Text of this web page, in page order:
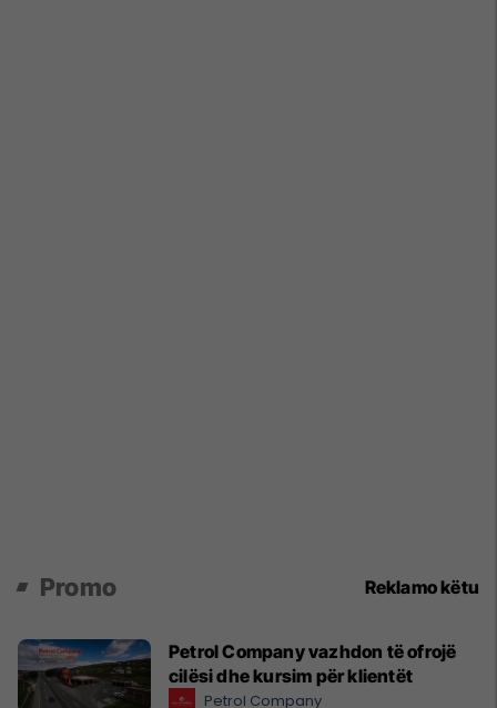
Promo Reklamo këtu
Petrol Company vazhdon të ofrojë
cilësi dhe kursim për klientët
Petrol Company